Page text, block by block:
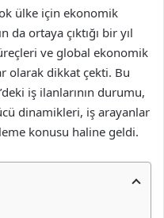
ülke için ekonomik
da ortaya çıktığı bir yıl
ve global ekonomik
olarak dikkat çekti. Bu
iş ilanlarının durumu,
dinamikleri, iş arayanlar
konusu haline geldi.